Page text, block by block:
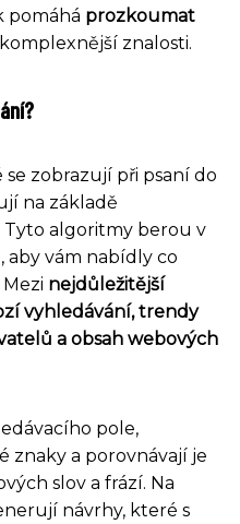
pomáhá prozkoumat
znalosti.
zobrazují při psaní do
na základě
algoritmy berou v
vám nabídly co
nejdůležitější
vyhledávání, trendy
a obsah webových
pole,
znaky a porovnávají je
slov a frází. Na
návrhy, které s